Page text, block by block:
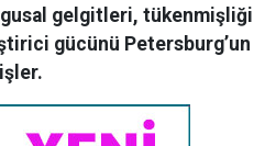
gelgitleri, tükenmişliği
gücünü Petersburg’un